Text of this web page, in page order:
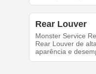
Rear Louver
Monster Service
Rear Louver de
aparência e